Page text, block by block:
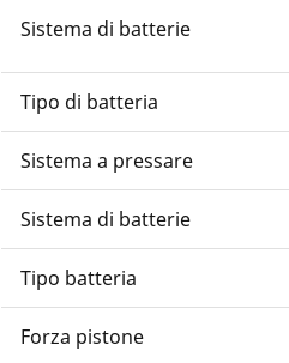
Sistema di batterie
Tipo di batteria
Sistema a pressare
Sistema di batterie
Tipo batteria
Forza pistone